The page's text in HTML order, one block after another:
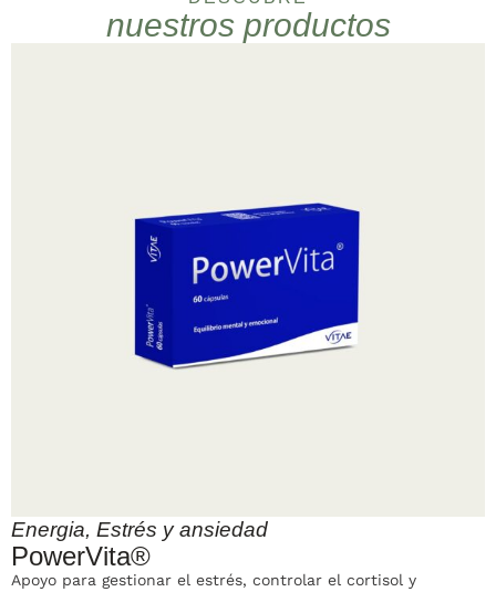
nuestros productos
Energia, Estrés y ansiedad
PowerVita®
Apoyo para gestionar el estrés, controlar el cortisol y